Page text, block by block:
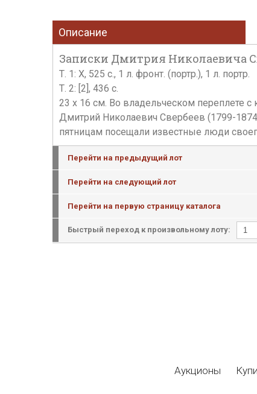
Описание
Записки Дмитрия Николаевича
Т. 1: X, 525 с., 1 л. фронт. (портр.), 1 л. портр.
Т. 2: [2], 436 с.
23 х 16 см. Во владельческом переплете
Дмитрий Николаевич Свербеев (1799-
пятницам посещали известные люди
Перейти на предыдущий лот
Перейти на следующий лот
Перейти на первую страницу каталога
Быстрый переход к произвольному лоту:
Аукционы